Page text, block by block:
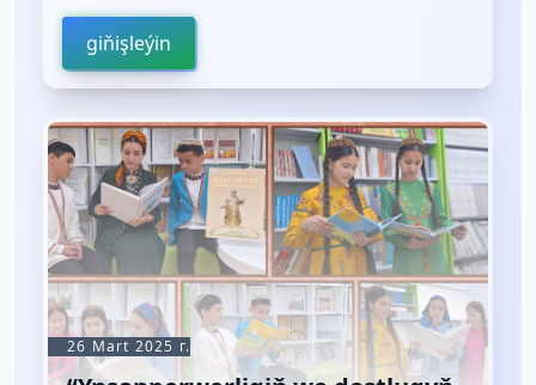
giňişleýin
26 Mart 2025 г.